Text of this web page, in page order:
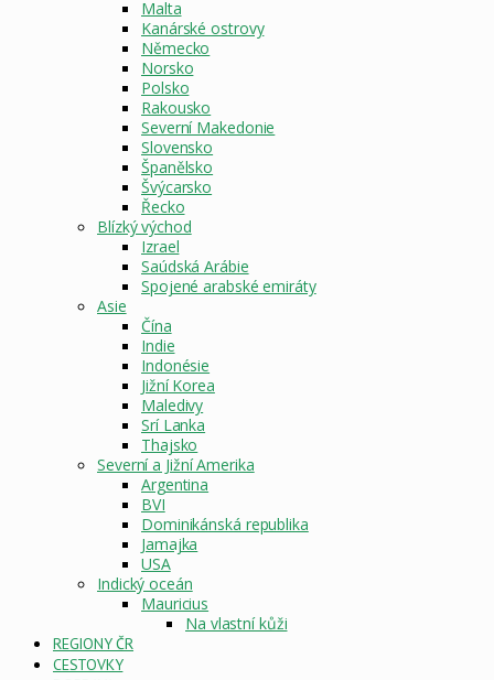
Malta
Kanárské ostrovy
Německo
Norsko
Polsko
Rakousko
Severní Makedonie
Slovensko
Španělsko
Švýcarsko
Řecko
Blízký východ
Izrael
Saúdská Arábie
Spojené arabské emiráty
Asie
Čína
Indie
Indonésie
Jižní Korea
Maledivy
Srí Lanka
Thajsko
Severní a Jižní Amerika
Argentina
BVI
Dominikánská republika
Jamajka
USA
Indický oceán
Mauricius
Na vlastní kůži
REGIONY ČR
CESTOVKY